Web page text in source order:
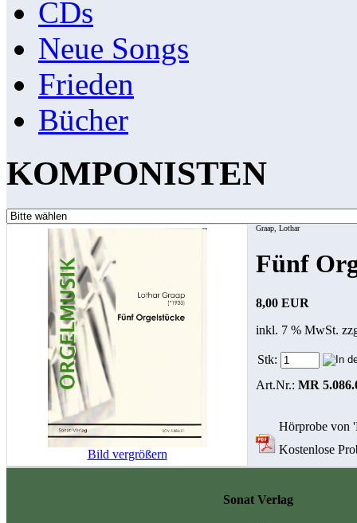
CDs
Neue Songs
Frieden
Bücher
KOMPONISTEN
Bild vergrößern
Graap, Lothar
Fünf
8,00 EUR
inkl. 7 % MwSt.
Stk:
Art.Nr.: MR
Hörprobe von
Kostenlose
Sonat Verlag